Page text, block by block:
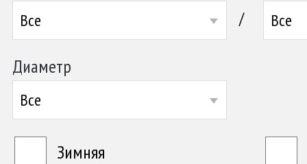
Все / Все
Диаметр
Все
Зимняя